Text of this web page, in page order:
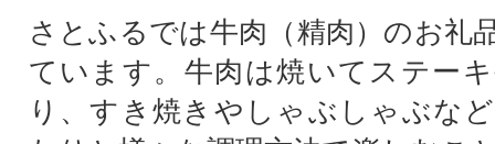
さとふるでは牛肉（精肉）のお礼
ています。牛肉は焼いてステー
り、すき焼きやしゃぶしゃぶな